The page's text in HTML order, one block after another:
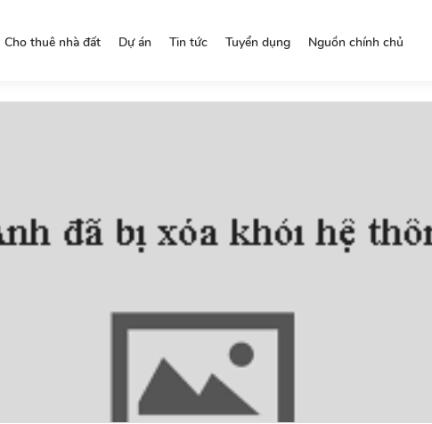
Cho thuê nhà đất Dự án Tin tức Tuyển dụng Nguồn chính chủ